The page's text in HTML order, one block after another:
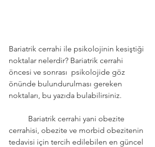
Bariatrik cerrahi ile psikolojinin kesiştiği
noktalar nelerdir? Bariatrik cerrahi
öncesi ve sonrası  psikolojide göz
önünde bulundurulması gereken
noktaları, bu yazıda bulabilirsiniz.
cerrahisi, obezite ve morbid obezitenin
tedavisi için tercih edilebilen en güncel